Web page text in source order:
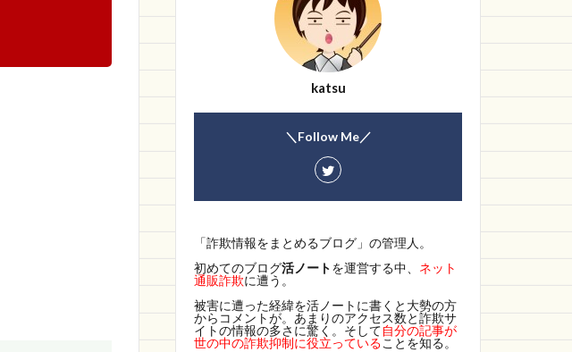
katsu
＼Follow Me／
「詐欺情報をまとめるブログ」の管理人。
初めてのブログ活ノートを運営する中、 ネット
通販詐欺に遭う。
被害に遭った経緯を活ノートに書くと大勢の方
からコメントが。あまりのアクセス数と詐欺サ
イトの情報の多さに驚く。そして自分の記事が
世の中の詐欺抑制に役立っていることを知る。